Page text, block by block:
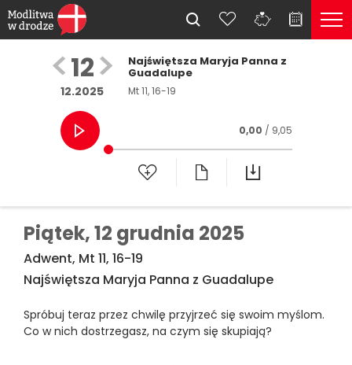
12
12.2025
Najświętsza Maryja Panna z
Guadalupe
Mt 11, 16-19
0,00 / 9,05
Piątek,12 grudnia 2025
Adwent, Mt 11, 16-19
Najświętsza Maryja Panna z Guadalupe
Spróbuj teraz przez chwilę przyjrzeć się swoim myślom.
Co w nich dostrzegasz, na czym się skupiają?